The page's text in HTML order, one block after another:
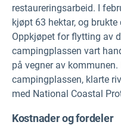
restaureringsarbeid. I
kjøpt 63 hektar, og
Oppkjøpet for flytting av
campingplassen vart
på vegner av
campingplassen, klarte
med National Coastal
Kostnader og fordeler